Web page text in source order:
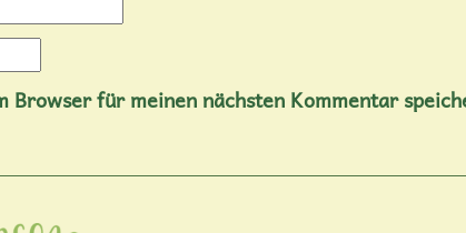
Browser für meinen nächsten Kommentar